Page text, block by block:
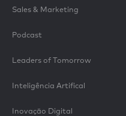
Sales & Marketing
Podcast
Leaders of Tomorrow
Inteligência Artifical
Inovação Digital